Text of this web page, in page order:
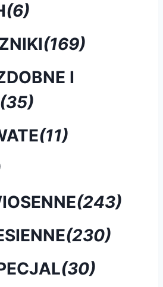
(6)
(169)
I
(35)
(11)
(243)
(230)
(30)